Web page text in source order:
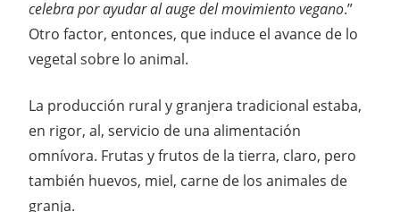
celebra por ayudar al auge del movimiento vegano.”
Otro factor, entonces, que induce el avance de lo
vegetal sobre lo animal.
La producción rural y granjera tradicional estaba,
en rigor, al, servicio de una alimentación
omnívora. Frutas y frutos de la tierra, claro, pero
también huevos, miel, carne de los animales de
granja.